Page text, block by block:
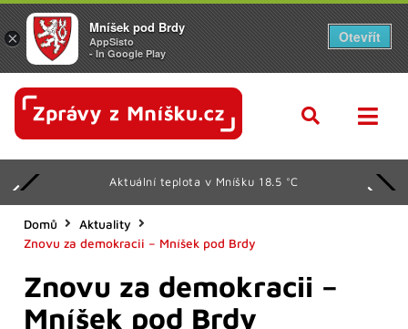
Aktuální teplota v Mníšku 18.5 °C
Domů
Aktuality
Znovu za demokracii – Mníšek pod Brdy
Znovu za demokracii –
Mníšek pod Brdy
×
Mníšek pod Brdy
AppSisto
- In Google Play
Otevřít